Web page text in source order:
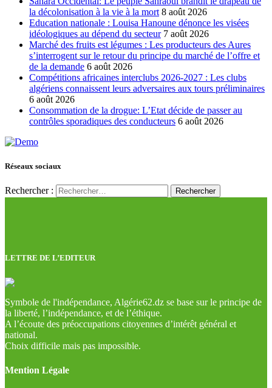
la décolonisation à la vie à la mort 8 août 2026
Education nationale : Louisa Hanoune dénonce les visées
idéologiques au dépend du secteur 7 août 2026
Marché des fruits est légumes : Les producteurs des Aures
s’interrogent sur le retour du principe du marché de l’offre et
de la demande 6 août 2026
Compétitions africaines interclubs 2026-2027 : Les clubs
algériens connaissent leurs adversaires aux tours préliminaires
6 août 2026
Consommation de la drogue: L’Etat décide de passer au
contrôles sporadiques des conducteurs 6 août 2026
Réseaux sociaux
Rechercher :
LETTRE DE L’EDITEUR
Symbole de l'indépendance, Algérie62.dz se base sur le principe de
la liberté, l’indépendance, et de l’éthique.
A l’écoute des préoccupations citoyennes d’intérêt général et
national.
Choix difficile mais pas impossible.
Mention Légale